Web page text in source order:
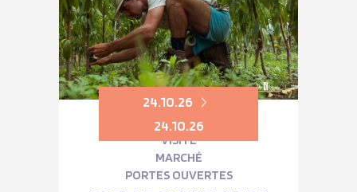
24.10.26
24.10.26
VISITE
MARCHÉ
PORTES OUVERTES